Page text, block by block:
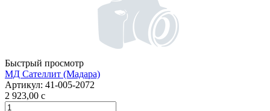
Быстрый просмотр
МД Сателлит (Мадара)
Артикул: 41-005-2072
2 923,00 c